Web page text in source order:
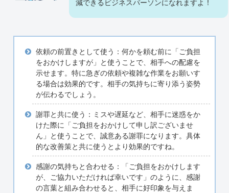
減できるビジネスパーソンになれますよ！
依頼の前置きとして使う：何かを頼む前に「ご負担
をおかけしますが」と使うことで、相手への配慮を
示せます。特に急ぎの依頼や複雑な作業をお願いす
る場合は効果的です。相手の気持ちに寄り添う姿勢
が伝わるでしょう。
謝罪と共に使う：ミスや遅延など、相手に迷惑をか
けた際に「ご負担をおかけして申し訳ございませ
ん」と使うことで、誠意ある謝罪になります。具体
的な改善策と共に使うとより効果的ですね。
感謝の気持ちと合わせる：「ご負担をおかけします
が、ご協力いただければ幸いです」のように、感謝
の言葉と組み合わせると、相手に好印象を与えま